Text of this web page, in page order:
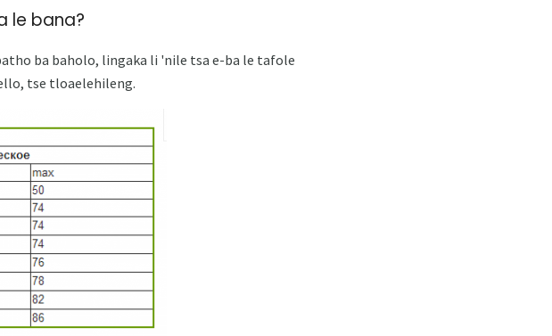
le bana?
ba baholo, lingaka li 'nile tsa e-ba le tafole
tse tloaelehileng.